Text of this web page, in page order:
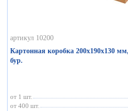
артикул 10200
Картонная коробка 200х190х130
бур.
от 1 шт.
от 400 шт.